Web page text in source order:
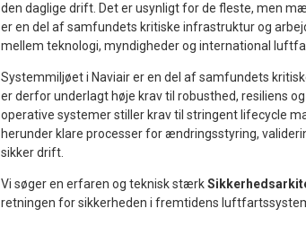
den daglige drift. Det er usynligt for de fleste, men
er en del af samfundets kritiske infrastruktur og
mellem teknologi, myndigheder og international
Systemmiljøet i Naviair er en del af samfundets
er derfor underlagt høje krav til robusthed, resiliens
operative systemer stiller krav til stringent lifecycle
herunder klare processer for ændringsstyring,
sikker drift.
Vi søger en erfaren og teknisk stærk
retningen for sikkerheden i fremtidens